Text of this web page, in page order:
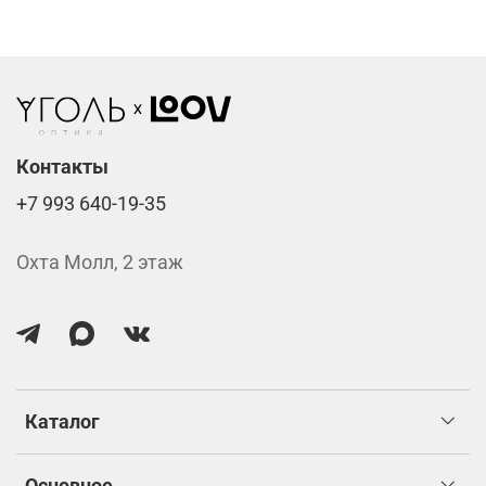
Каталог
Контакты
+7 993 640-19-35
Охта Молл, 2 этаж